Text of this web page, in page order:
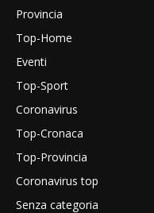
Provincia
Top-Home
Eventi
Top-Sport
Coronavirus
Top-Cronaca
Top-Provincia
Coronavirus top
Senza categoria